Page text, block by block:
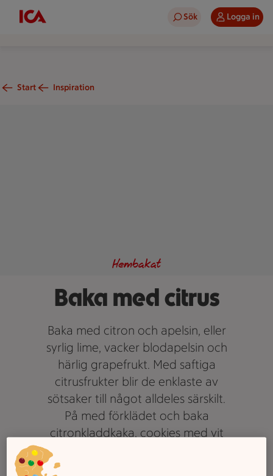
Sök Logga in
Start Inspiration
Baka med citrus
Hembakat
Baka med citron och apelsin, eller
syrlig lime, vacker blodapelsin och
härlig grapefrukt. Med saftiga
citrusfrukter blir de enklaste av
sötsaker till något alldeles särskilt.
På med förklädet och baka
citronkladdkaka, cookies med vit
choklad och lime eller apelsin- och